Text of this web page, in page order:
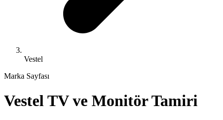
Vestel
Marka Sayfası
Vestel TV ve Monitör Tamiri